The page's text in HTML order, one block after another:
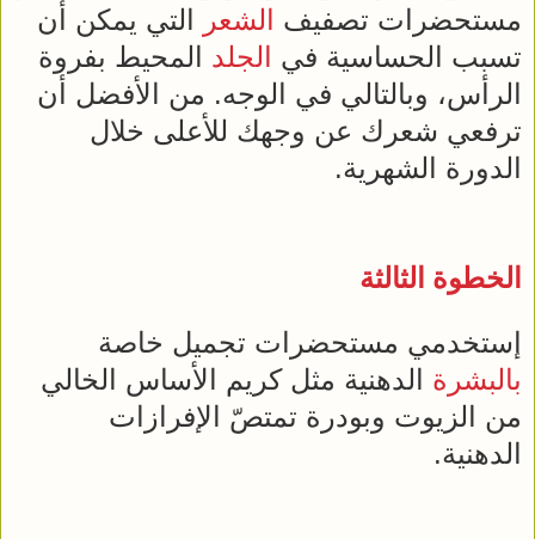
مستحضرات تصفيف الشعر التي يمكن أن
تسبب الحساسية في الجلد المحيط بفروة
الرأس، وبالتالي في الوجه. من الأفضل أن
ترفعي شعرك عن وجهك للأعلى خلال
الدورة الشهرية.
الخطوة الثالثة
إستخدمي مستحضرات تجميل خاصة
بالبشرة الدهنية مثل كريم الأساس الخالي
من الزيوت وبودرة تمتصّ الإفرازات
الدهنية.